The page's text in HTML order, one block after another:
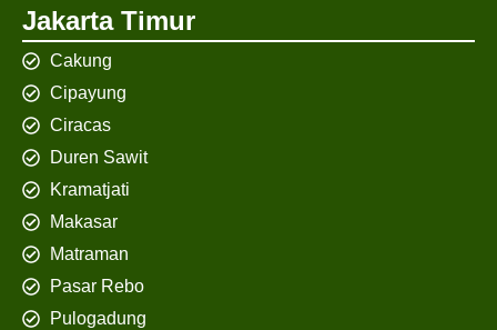
Jakarta Timur
Cakung
Cipayung
Ciracas
Duren Sawit
Kramatjati
Makasar
Matraman
Pasar Rebo
Pulogadung